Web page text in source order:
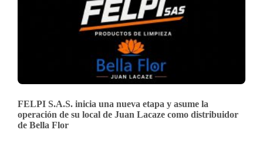
FELPI S.A.S. inicia una nueva etapa y asume la
operación de su local de Juan Lacaze como distribuidor
de Bella Flor